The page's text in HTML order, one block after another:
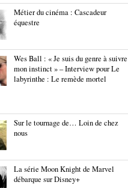
Métier du cinéma : Cascadeur
équestre
Wes Ball : « Je suis du genre à suivre
mon instinct » – Interview pour Le
labyrinthe : Le remède mortel
Sur le tournage de… Loin de chez
nous
La série Moon Knight de Marvel
débarque sur Disney+